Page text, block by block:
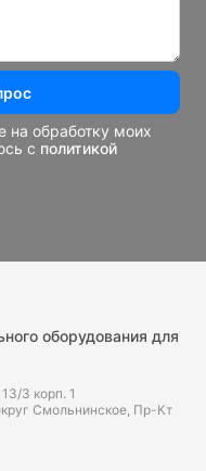
на обработку моих
с политикой
оборудования для
3 корп. 1
Смольнинское, Пр-Кт